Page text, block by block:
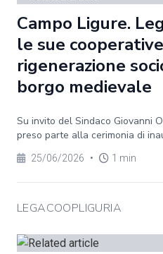
Campo Ligure.
le sue
rigenerazione
borgo medievale
Su invito del Sindaco Giovanni
preso parte alla cerimonia di
25/06/2026 • 1 min
LEGACOOPLIGURIA